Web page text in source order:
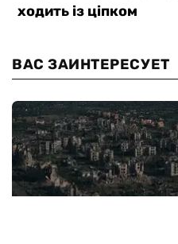
ВАС ЗАИНТЕРЕСУЕТ